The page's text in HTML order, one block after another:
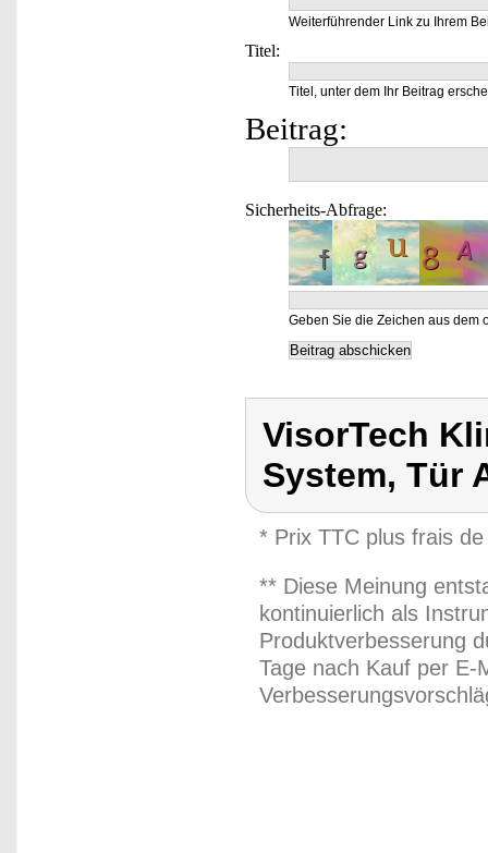
Weiterführender Link zu Ihrem
Titel:
Titel, unter dem Ihr Beitrag
Beitrag:
Sicherheits-Abfrage:
Geben Sie die Zeichen aus dem
VisorTech
System, Tür
* Prix TTC plus frais
** Diese Meinung
kontinuierlich als
Produktverbesserung
Tage nach Kauf per E-